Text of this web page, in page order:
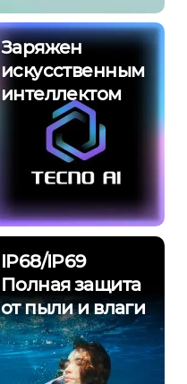
Заряжен
искусственным
интеллектом
IP68/IP69
Полная защита
от пыли и влаги